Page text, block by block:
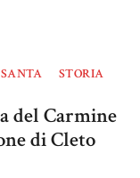
STORIA
del Carmine
di Cleto